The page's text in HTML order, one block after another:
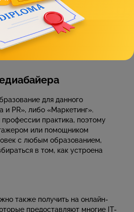
для данного
PR», либо «Маркетинг».
практика, поэтому
или помощником
с любым образованием,
в том, как устроена
также получить на онлайн-
предоставляют многие IT-